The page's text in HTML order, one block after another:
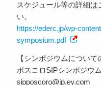
スケジュール等の詳細は
い。
https://ederc.jp/wp-
symposium.pdf
【シンポジウムについて
ポスコロSIPシンポジウ
sipposcoro@jp.ey.com